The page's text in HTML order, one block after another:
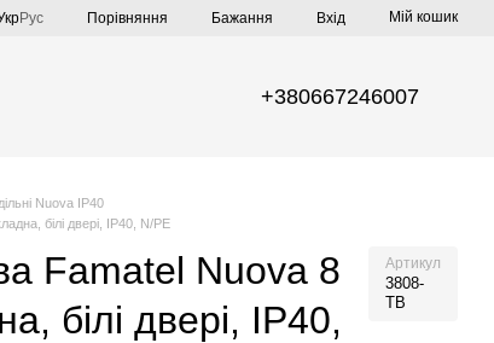
Рус Порівняння Бажання Вхід Мій кошик
+380667246007
Nuova IP40
білі двері, IP40, N/PE
Famatel Nuova 8
білі двері, IP40,
Артикул
3808-
TB